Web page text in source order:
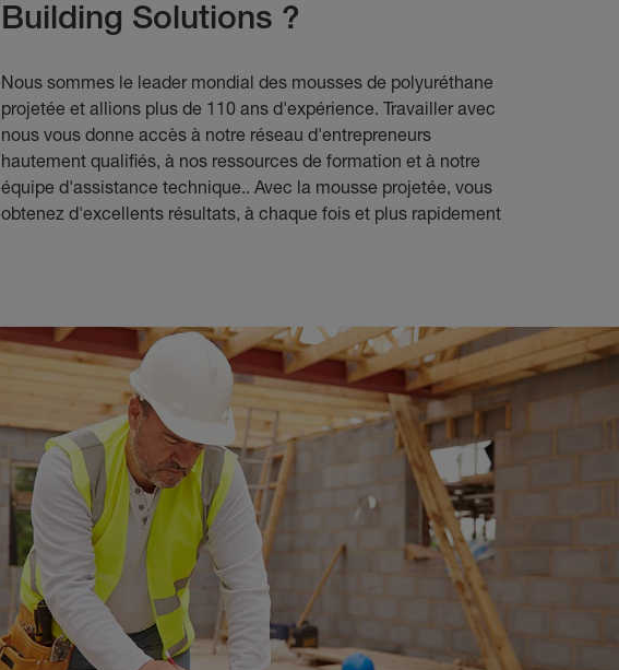
Building Solutions ?
Nous sommes le leader mondial des mousses de polyuréthane
projetée et allions plus de 110 ans d'expérience. Travailler avec
nous vous donne accès à notre réseau d'entrepreneurs
hautement qualifiés, à nos ressources de formation et à notre
équipe d'assistance technique.. Avec la mousse projetée, vous
obtenez d'excellents résultats, à chaque fois et plus rapidement